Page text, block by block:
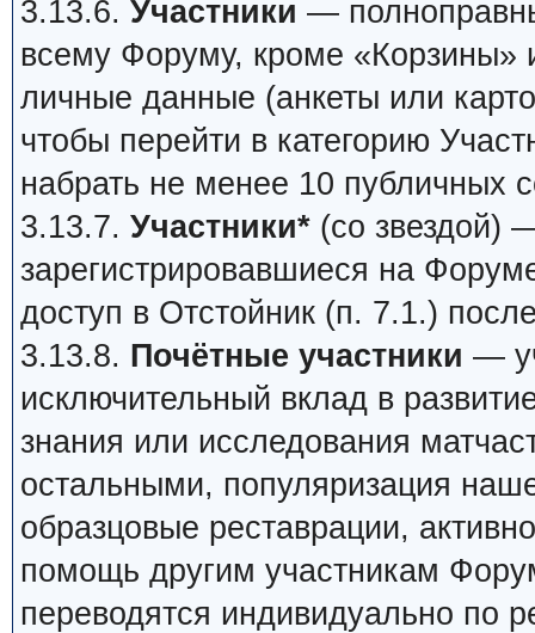
3.13.6. Участники —
всему Форуму, кроме «Корзины»
личные данные (анкеты или
чтобы перейти в категорию
набрать не менее 10 публичных
3.13.7. Участники*(со звездой)
зарегистрировавшиеся на
доступ в Отстойник (п. 7.1.)
3.13.8. Почётные участники —
исключительный вклад в
знания или исследования
остальными, популяризация
образцовые реставрации,
помощь другим участникам
переводятся индивидуально по